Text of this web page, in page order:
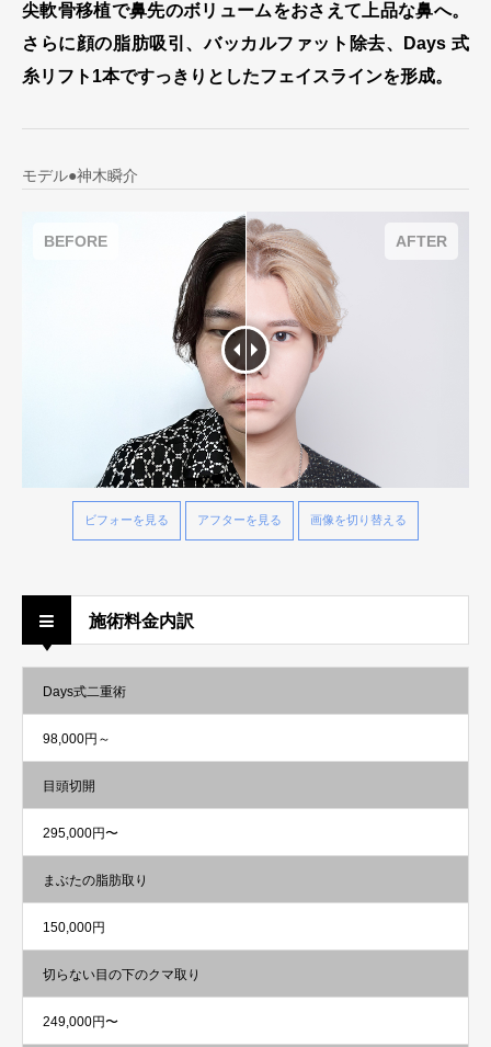
尖軟骨移植で鼻先のボリュームをおさえて上品な鼻へ。
さらに顔の脂肪吸引、バッカルファット除去、Days 式
糸リフト1本ですっきりとしたフェイスラインを形成。
モデル●神木瞬介
BEFORE AFTER
ビフォーを見る アフターを見る 画像を切り替える
施術料金内訳
Days式二重術
98,000円～
目頭切開
295,000円〜
まぶたの脂肪取り
150,000円
切らない目の下のクマ取り
249,000円〜